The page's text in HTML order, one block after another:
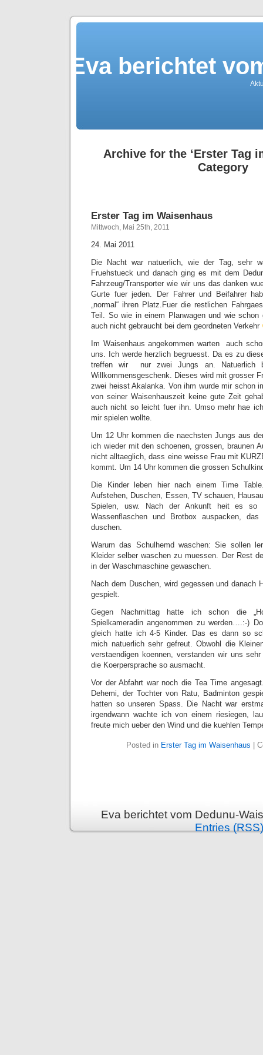
Eva berichtet
Archive for the ‘Erster Tag
Category
Erster Tag im Waisenhaus
Mittwoch, Mai 25th, 2011
24. Mai 2011
Die Nacht war natuerlich, wie der Tag, sehr
Fruehstueck und danach ging es mit dem
Fahrzeug/Transporter wie wir uns das danken
Gurte fuer jeden. Der Fahrer und Beifahrer
„normal“ ihren Platz.Fuer die restlichen
Teil. So wie in einem Planwagen und wie schon
auch nicht gebraucht bei dem geordneten Verkehr
Im Waisenhaus angekommen warten auch
uns. Ich werde herzlich begruesst. Da es zu
treffen wir nur zwei Jungs an. Natuerlich
Willkommensgeschenk. Dieses wird mit grosser
zwei heisst Akalanka. Von ihm wurde mir schon
von seiner Waisenhauszeit keine gute Zeit
auch nicht so leicht fuer ihn. Umso mehr hae
mir spielen wollte.
Um 12 Uhr kommen die naechsten Jungs aus
ich wieder mit den schoenen, grossen, braunen
nicht alltaeglich, dass eine weisse Frau mit
kommt. Um 14 Uhr kommen die grossen
Die Kinder leben hier nach einem Time
Aufstehen, Duschen, Essen, TV schauen,
Spielen, usw. Nach der Ankunft heit es so
Wassenflaschen und Brotbox auspacken,
duschen.
Warum das Schulhemd waschen: Sie sollen
Kleider selber waschen zu muessen. Der Rest
in der Waschmaschine gewaschen.
Nach dem Duschen, wird gegessen und danach
gespielt.
Gegen Nachmittag hatte ich schon die
Spielkameradin angenommen zu werden….:-)
gleich hatte ich 4-5 Kinder. Das es dann so
mich natuerlich sehr gefreut. Obwohl die
verstaendigen koennen, verstanden wir uns
die Koerpersprache so ausmacht.
Vor der Abfahrt war noch die Tea Time
Dehemi, der Tochter von Ratu, Badminton
hatten so unseren Spass. Die Nacht war
irgendwann wachte ich von einem riesiegen,
freute mich ueber den Wind und die kuehlen
Posted in Erster Tag im Waisenhaus
Eva berichtet vom Dedunu-
Entries (RSS)